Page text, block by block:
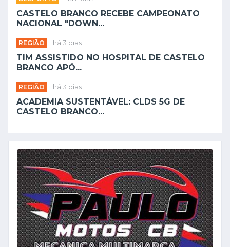
CASTELO BRANCO RECEBE CAMPEONATO
NACIONAL "DOWN...
REGIÃO há 3 dias
TIM ASSISTIDO NO HOSPITAL DE CASTELO
BRANCO APÓ...
REGIÃO há 3 dias
ACADEMIA SUSTENTÁVEL: CLDS 5G DE
CASTELO BRANCO...